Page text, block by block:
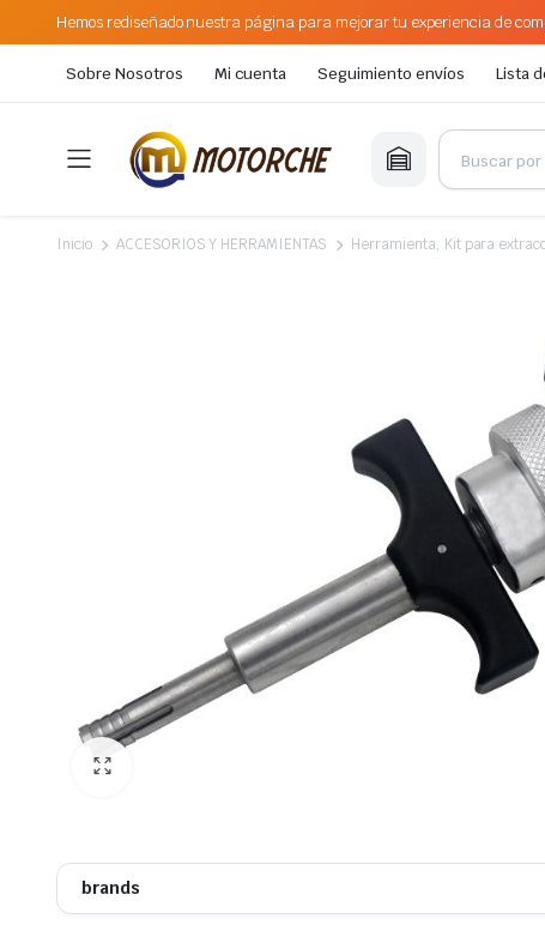
Hemos rediseñado nuestra página para mejorar tu experiencia de
Sobre Nosotros Mi cuenta Seguimiento envíos Lista
Inicio ACCESORIOS Y HERRAMIENTAS Herramienta, Kit para
brands